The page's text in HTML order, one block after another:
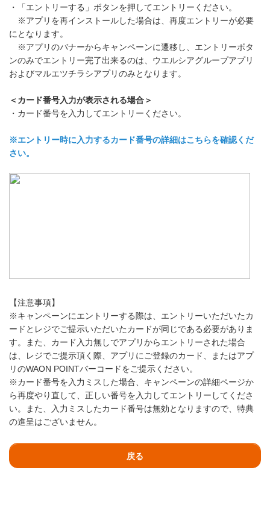
・「エントリーする」ボタンを押してエントリーください。
※アプリを再インストールした場合は、再度エントリーが必要
にとなります。
※アプリのバナーからキャンペーンに遷移し、エントリーボタ
ンのみでエントリー完了出来るのは、ウエルシアグループアプリ
およびマルエツチラシアプリのみとなります。
＜カード番号入力が表示される場合＞
・カード番号を入力してエントリーください。
※エントリー時に入力するカード番号の詳細はこちらを確認くだ
さい。
【注意事項】
※キャンペーンにエントリーする際は、エントリーいただいたカ
ードとレジでご提示いただいたカードが同じである必要がありま
す。また、カード入力無しでアプリからエントリーされた場合
は、レジでご提示頂く際、アプリにご登録のカード、またはアプ
リのWAON POINTバーコードをご提示ください。
※カード番号を入力ミスした場合、キャンペーンの詳細ページか
ら再度やり直して、正しい番号を入力してエントリーしてくださ
い。また、入力ミスしたカード番号は無効となりますので、特典
の進呈はございません。
戻る